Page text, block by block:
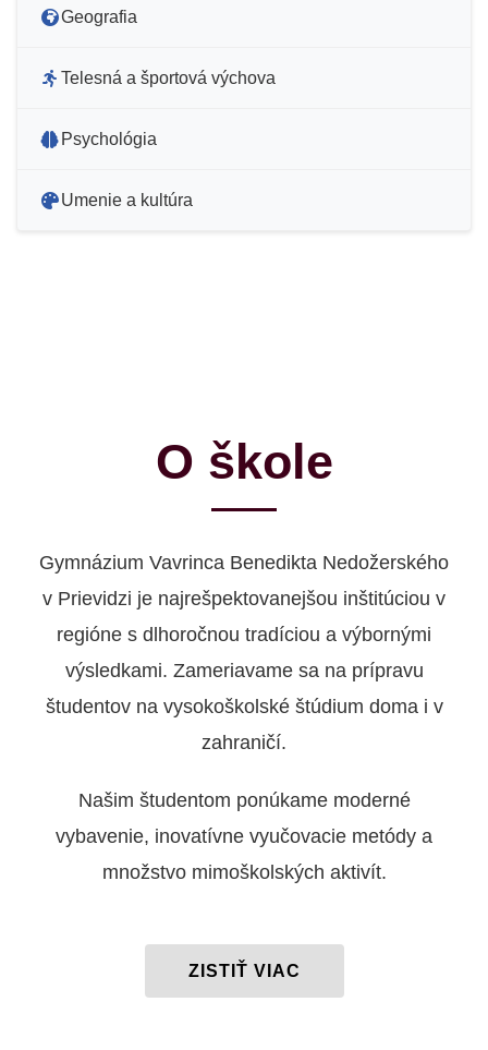
Geografia
Telesná a športová výchova
Psychológia
Umenie a kultúra
O škole
Gymnázium Vavrinca Benedikta Nedožerského
v Prievidzi je najrešpektovanejšou inštitúciou v
regióne s dlhoročnou tradíciou a výbornými
výsledkami. Zameriavame sa na prípravu
študentov na vysokoškolské štúdium doma i v
zahraničí.
Našim študentom ponúkame moderné
vybavenie, inovatívne vyučovacie metódy a
množstvo mimoškolských aktivít.
ZISTIŤ VIAC